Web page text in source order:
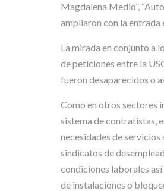
Magdalena Medio”,
ampliaron con la entrada
La mirada en conjunto a
de peticiones entre la
fueron desaparecidos o
Como en otros sectores
sistema de contratistas,
necesidades de
sindicatos de
condiciones laborales
de instalaciones o